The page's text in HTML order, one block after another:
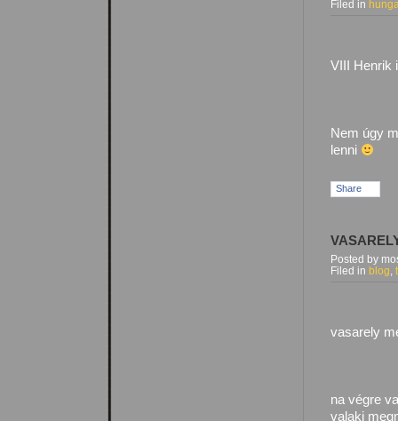
Filed in
VIII Henrik
Nem úgy
lenni
Share
Posted by
Filed in blog
vasarely
na végre
valaki